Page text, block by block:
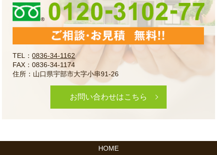
TEL：0836-34-1162
FAX：0836-34-1174
住所：山口県宇部市大字小串91-26
お問い合わせはこちら
HOME